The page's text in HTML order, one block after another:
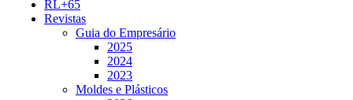
RL+65
Revistas
Guia do Empresário
2025
2024
2023
Moldes e Plásticos